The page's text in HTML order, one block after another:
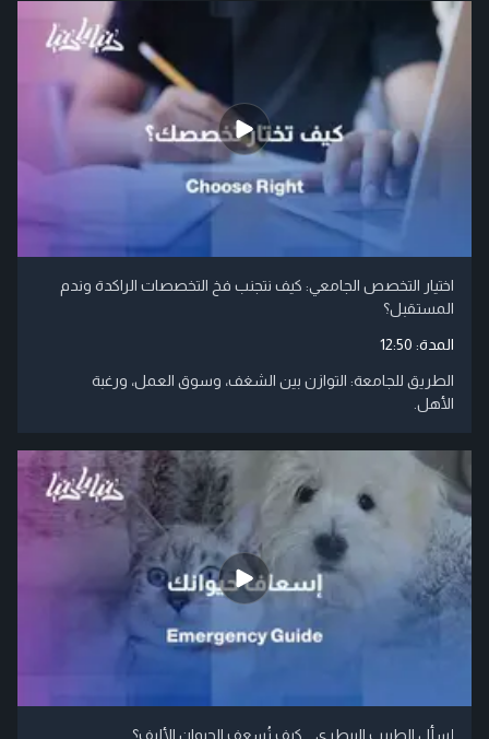
اختيار التخصص الجامعي: كيف نتجنب فخ التخصصات الراكدة وندم
المستقبل؟
المدة: 12:50
الطريق للجامعة: التوازن بين الشغف، وسوق العمل، ورغبة
الأهل.
إسأل الطبيب البيطري .. كيف نُسعف الحيوان الأليف؟